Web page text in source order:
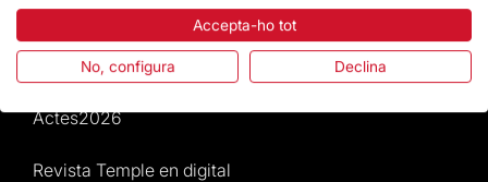
Agenda
Dona un impuls
Actes2026
Revista Temple en digital
Accepta-ho tot
No, configura Declina